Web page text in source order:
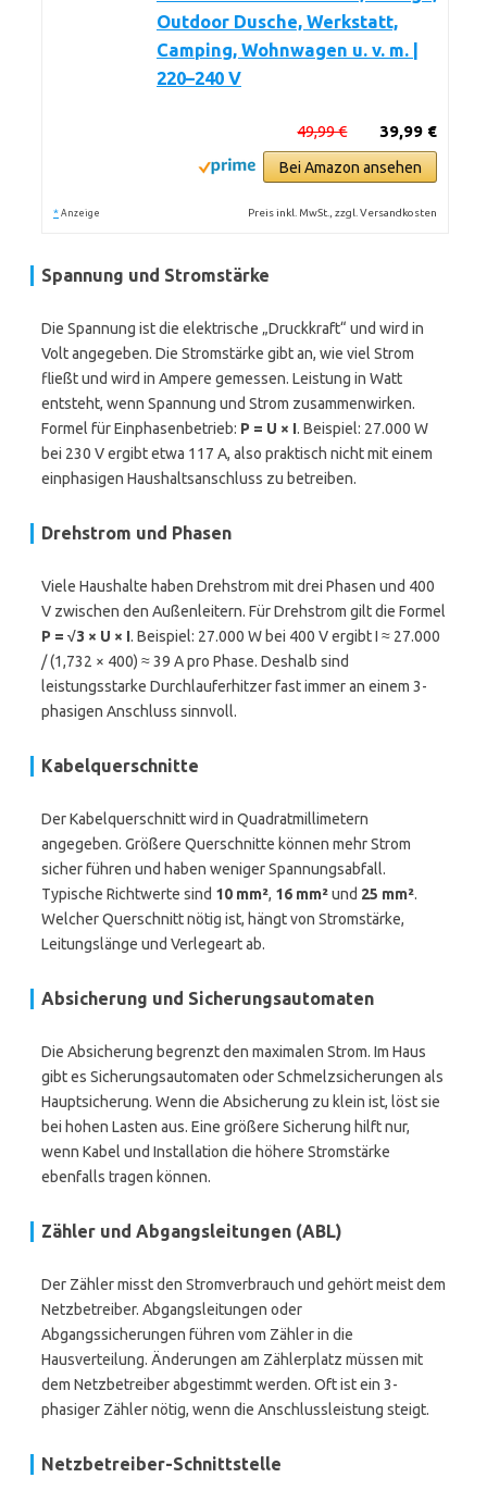
Outdoor Dusche, Werkstatt,
Camping, Wohnwagen u. v. m. |
220–240 V
39,99 €
49,99 €
Bei Amazon ansehen
* Anzeige Preis inkl. MwSt., zzgl. Versandkosten
Spannung und Stromstärke
Die Spannung ist die elektrische „Druckkraft“ und wird in
Volt angegeben. Die Stromstärke gibt an, wie viel Strom
fließt und wird in Ampere gemessen. Leistung in Watt
entsteht, wenn Spannung und Strom zusammenwirken.
Formel für Einphasenbetrieb: P = U × I. Beispiel: 27.000 W
bei 230 V ergibt etwa 117 A, also praktisch nicht mit einem
einphasigen Haushaltsanschluss zu betreiben.
Drehstrom und Phasen
Viele Haushalte haben Drehstrom mit drei Phasen und 400
V zwischen den Außenleitern. Für Drehstrom gilt die Formel
P = √3 × U × I. Beispiel: 27.000 W bei 400 V ergibt I ≈ 27.000
/ (1,732 × 400) ≈ 39 A pro Phase. Deshalb sind
leistungsstarke Durchlauferhitzer fast immer an einem 3-
phasigen Anschluss sinnvoll.
Kabelquerschnitte
Der Kabelquerschnitt wird in Quadratmillimetern
angegeben. Größere Querschnitte können mehr Strom
sicher führen und haben weniger Spannungsabfall.
Typische Richtwerte sind 10 mm², 16 mm²und 25 mm².
Welcher Querschnitt nötig ist, hängt von Stromstärke,
Leitungslänge und Verlegeart ab.
Absicherung und Sicherungsautomaten
Die Absicherung begrenzt den maximalen Strom. Im Haus
gibt es Sicherungsautomaten oder Schmelzsicherungen als
Hauptsicherung. Wenn die Absicherung zu klein ist, löst sie
bei hohen Lasten aus. Eine größere Sicherung hilft nur,
wenn Kabel und Installation die höhere Stromstärke
ebenfalls tragen können.
Zähler und Abgangsleitungen (ABL)
Der Zähler misst den Stromverbrauch und gehört meist dem
Netzbetreiber. Abgangsleitungen oder
Abgangssicherungen führen vom Zähler in die
Hausverteilung. Änderungen am Zählerplatz müssen mit
dem Netzbetreiber abgestimmt werden. Oft ist ein 3-
phasiger Zähler nötig, wenn die Anschlussleistung steigt.
Netzbetreiber-Schnittstelle